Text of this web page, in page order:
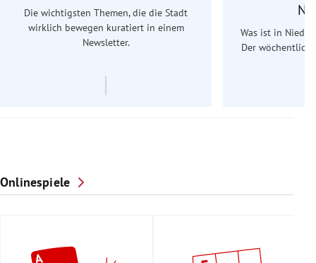
Die wichtigsten Themen, die die Stadt
wirklich bewegen kuratiert in einem
Newsletter.
Was ist in
Der
Onlinespiele